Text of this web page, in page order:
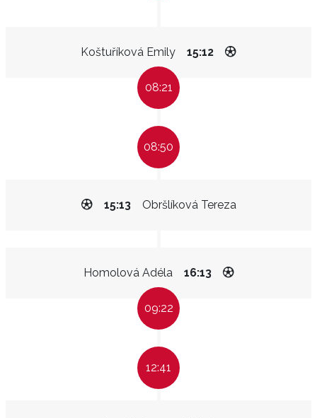
Koštuříková Emily 15:12
08:21
08:50
Obršlíková Tereza
15:13
Homolová Adéla 16:13
09:22
12:41